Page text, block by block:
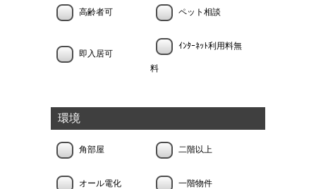
高齢者可 ペット相談
即入居可
ｲﾝﾀｰﾈｯﾄ利用料無
料
環境
角部屋 二階以上
オール電化 一階物件